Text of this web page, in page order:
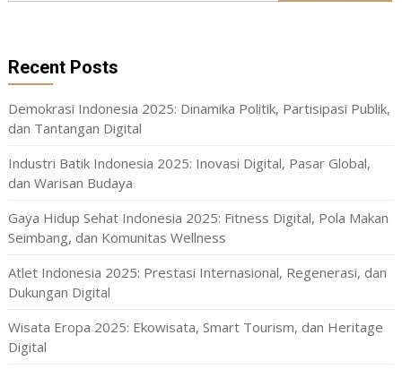
Recent Posts
Demokrasi Indonesia 2025: Dinamika Politik, Partisipasi Publik,
dan Tantangan Digital
Industri Batik Indonesia 2025: Inovasi Digital, Pasar Global,
dan Warisan Budaya
Gaya Hidup Sehat Indonesia 2025: Fitness Digital, Pola Makan
Seimbang, dan Komunitas Wellness
Atlet Indonesia 2025: Prestasi Internasional, Regenerasi, dan
Dukungan Digital
Wisata Eropa 2025: Ekowisata, Smart Tourism, dan Heritage
Digital